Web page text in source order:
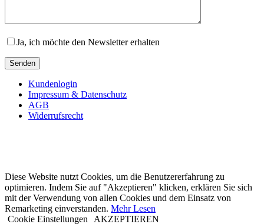
Ja, ich möchte den Newsletter erhalten
Kundenlogin
Impressum & Datenschutz
AGB
Widerrufsrecht
Diese Website nutzt Cookies, um die Benutzererfahrung zu
optimieren. Indem Sie auf "Akzeptieren" klicken, erklären Sie sich
mit der Verwendung von allen Cookies und dem Einsatz von
Remarketing einverstanden. Mehr Lesen
Cookie Einstellungen
AKZEPTIEREN